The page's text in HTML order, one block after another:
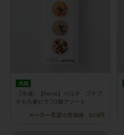
犬用
［冷凍］【Per te】ペルテ プチプ
チもち麦ピラフ3種アソート
メーカー希望小売価格
920円